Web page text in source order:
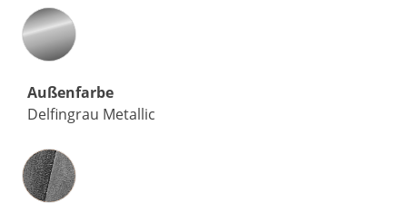
Außenfarbe
Delfingrau Metallic
Innenausstattung